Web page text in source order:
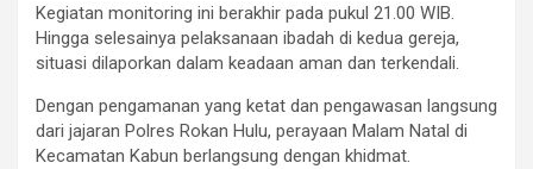
Kegiatan monitoring ini berakhir pada pukul 21.00 WIB.
Hingga selesainya pelaksanaan ibadah di kedua gereja,
situasi dilaporkan dalam keadaan aman dan terkendali.
Dengan pengamanan yang ketat dan pengawasan langsung
dari jajaran Polres Rokan Hulu, perayaan Malam Natal di
Kecamatan Kabun berlangsung dengan khidmat.